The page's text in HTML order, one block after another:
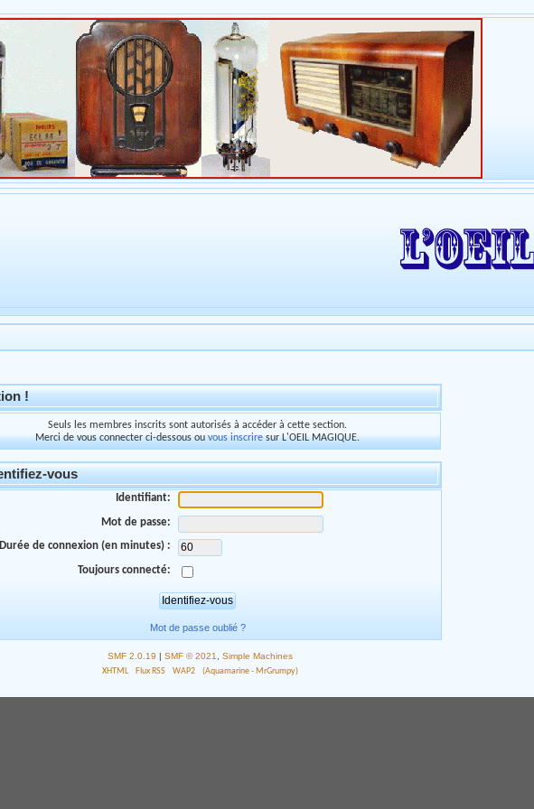
!
Seuls les membres inscrits sont autorisés à accéder à cette section.
Merci de vous connecter ci-dessous ouvous inscriresur L'OEIL MAGIQUE.
vous
Identifiant:
Mot de passe:
Durée de connexion (en minutes) :
Toujours connecté:
Mot de passe oublié ?
SMF 2.0.19 | SMF © 2021
Simple Machines
XHTML
Flux RSS WAP2 (Aquamarine - MrGrumpy)